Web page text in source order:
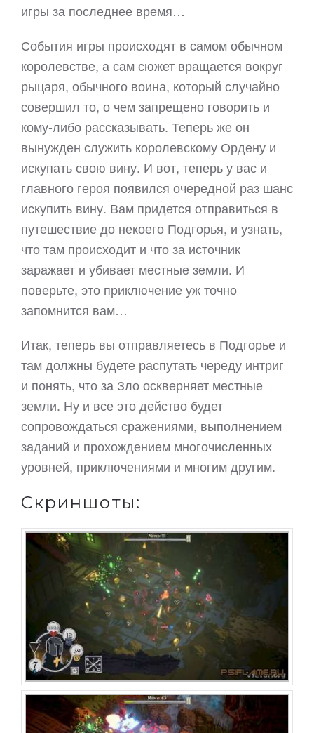
игры за последнее время…
События игры происходят в самом обычном
королевстве, а сам сюжет вращается вокруг
рыцаря, обычного воина, который случайно
совершил то, о чем запрещено говорить и
кому-либо рассказывать. Теперь же он
вынужден служить королевскому Ордену и
искупать свою вину. И вот, теперь у вас и
главного героя появился очередной раз шанс
искупить вину. Вам придется отправиться в
путешествие до некоего Подгорья, и узнать,
что там происходит и что за источник
заражает и убивает местные земли. И
поверьте, это приключение уж точно
запомнится вам…
Итак, теперь вы отправляетесь в Подгорье и
там должны будете распутать череду интриг
и понять, что за Зло оскверняет местные
земли. Ну и все это действо будет
сопровождаться сражениями, выполнением
заданий и прохождением многочисленных
уровней, приключениями и многим другим.
Скриншоты: